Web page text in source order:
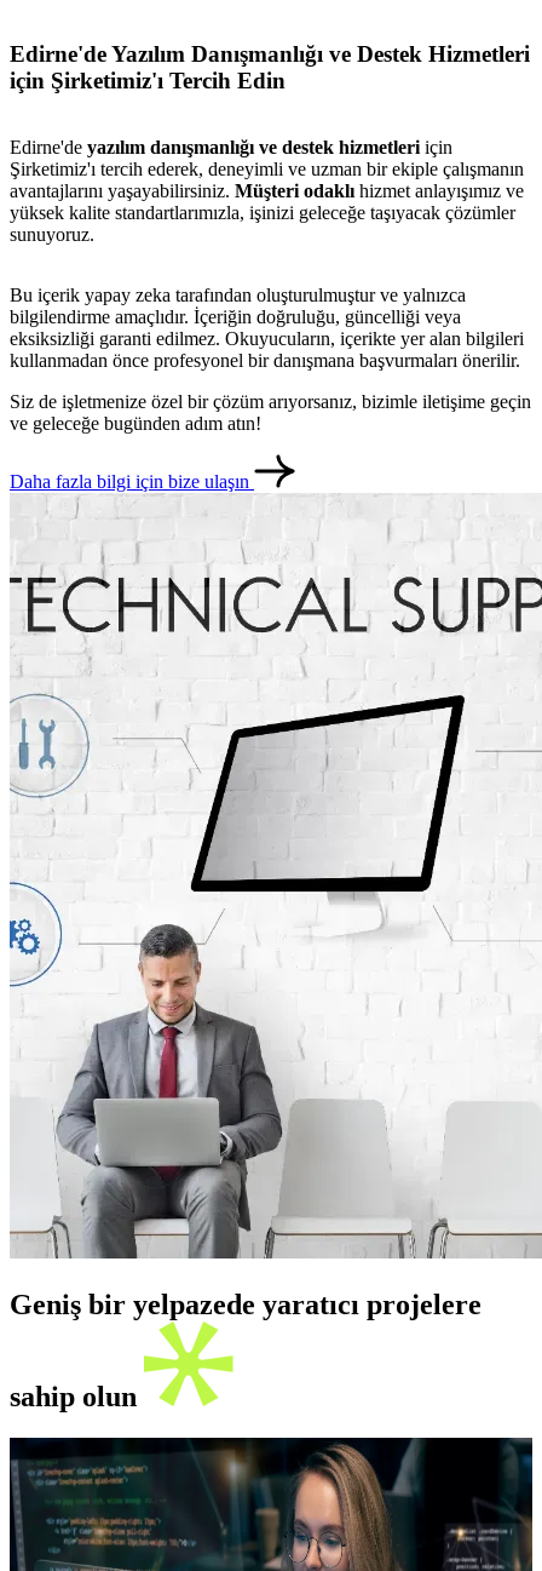
İletişim English
Edirne'de Yazılım Danışmanlığı ve Destek Hizmetleri
için Şirketimiz'ı Tercih Edin
Edirne'de yazılım danışmanlığı ve destek hizmetleri için
Şirketimiz'ı tercih ederek, deneyimli ve uzman bir ekiple çalışmanın
avantajlarını yaşayabilirsiniz. Müşteri odaklı hizmet anlayışımız ve
yüksek kalite standartlarımızla, işinizi geleceğe taşıyacak çözümler
sunuyoruz.
Bu içerik yapay zeka tarafından oluşturulmuştur ve yalnızca
bilgilendirme amaçlıdır. İçeriğin doğruluğu, güncelliği veya
eksiksizliği garanti edilmez. Okuyucuların, içerikte yer alan bilgileri
kullanmadan önce profesyonel bir danışmana başvurmaları önerilir.
Siz de işletmenize özel bir çözüm arıyorsanız, bizimle iletişime geçin
ve geleceğe bugünden adım atın!
Daha fazla bilgi için bize ulaşın
Geniş bir yelpazede yaratıcı projelere
sahip olun